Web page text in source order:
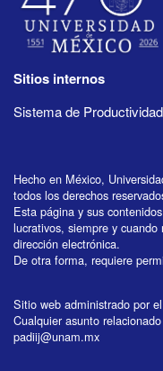
Sitios internos
Sistema de
Hecho en México,
todos los derechos
Esta página y sus
lucrativos, siempre y
dirección electrónica.
De otra forma, requiere
Sitio web administrado por
Cualquier asunto
padiij@unam.mx